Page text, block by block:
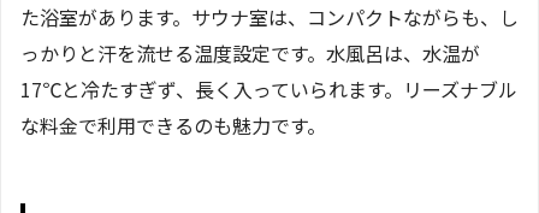
た浴室があります。サウナ室は、コンパクトながらも、し
っかりと汗を流せる温度設定です。水風呂は、水温が
17℃と冷たすぎず、長く入っていられます。リーズナブル
な料金で利用できるのも魅力です。